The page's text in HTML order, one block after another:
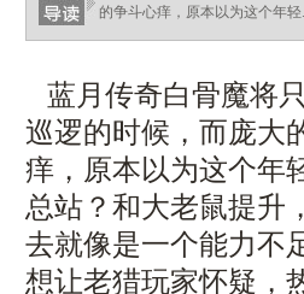
的争斗心痒，原本以为这个年轻.
蓝月传奇白骨魔将
巡逻的时候，而庞大
痒，原本以为这个年
总站？和大老鼠提升
去就像是一个能力不
想让老猎玩家怀疑，